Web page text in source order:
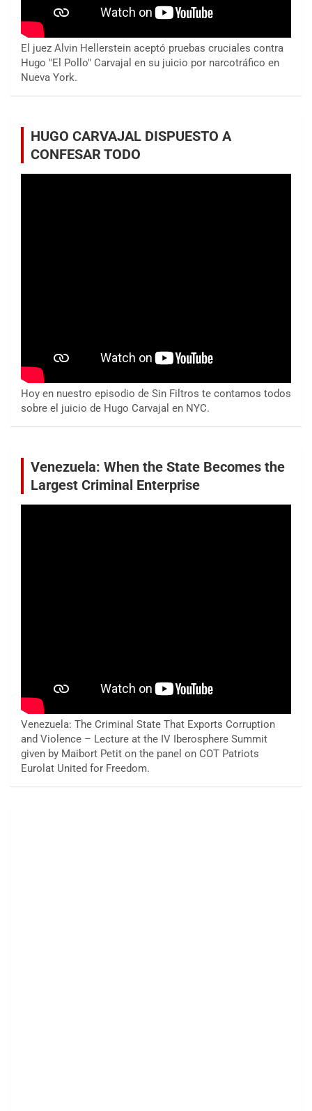
El juez Alvin Hellerstein aceptó pruebas cruciales contra
Hugo "El Pollo" Carvajal en su juicio por narcotráfico en
Nueva York.
HUGO CARVAJAL DISPUESTO A
CONFESAR TODO
Hoy en nuestro episodio de Sin Filtros te contamos todos
sobre el juicio de Hugo Carvajal en NYC.
Venezuela: When the State Becomes the
Largest Criminal Enterprise
Venezuela: The Criminal State That Exports Corruption
and Violence – Lecture at the IV Iberosphere Summit
given by Maibort Petit on the panel on COT Patriots
Eurolat United for Freedom.